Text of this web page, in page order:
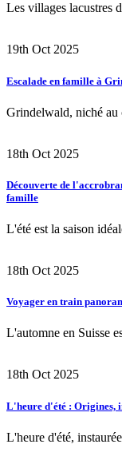
Les villages lacustres
19th Oct 2025
Escalade en famille à
Grindelwald, niché au
18th Oct 2025
Découverte de
famille
L'été est la saison
18th Oct 2025
Voyager en train
L'automne en Suisse
18th Oct 2025
L'heure d'été : Origines,
L'heure d'été,